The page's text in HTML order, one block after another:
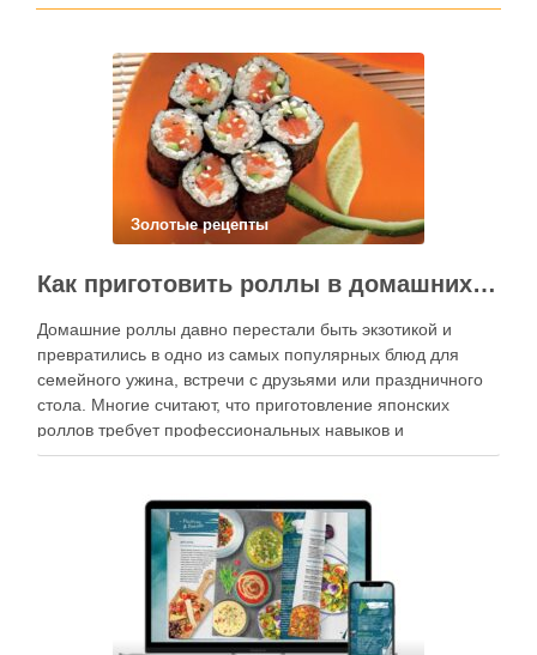
Золотые рецепты
Как приготовить роллы в домашних условиях?
Домашние роллы давно перестали быть экзотикой и
превратились в одно из самых популярных блюд для
семейного ужина, встречи с друзьями или праздничного
стола. Многие считают, что приготовление японских
роллов требует профессиональных навыков и
специального оборудования, однако на практике сделать
кухне. Главное — …